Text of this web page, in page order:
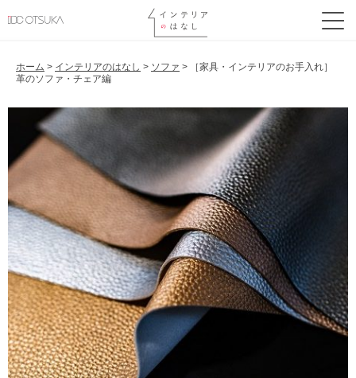
ホーム > インテリアのはなし > ソファ >
［家具・インテリアのお手入れ］
革のソファ・チェア編